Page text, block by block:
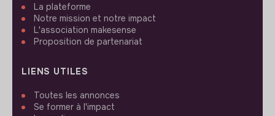
La plateforme
Notre mission et notre impact
L'association makesense
Proposition de partenariat
LIENS UTILES
Toutes les annonces
Se former à l'impact